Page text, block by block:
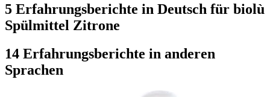
5 Erfahrungsberichte in Deutsch für biolù
Spülmittel Zitrone
14 Erfahrungsberichte in anderen
Sprachen